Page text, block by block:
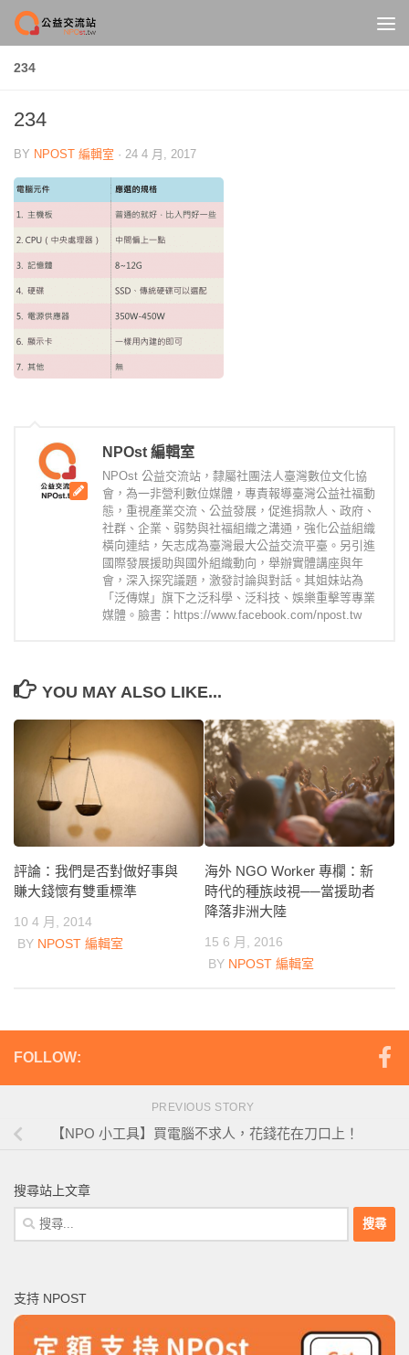
Skip to content
234
234
BY NPOST 編輯室 · 24 4 月, 2017
NPOst 編輯室
NPOst 公益交流站，隸屬社團法人臺灣數位文化協
會，為一非營利數位媒體，專責報導臺灣公益社福動
態，重視產業交流、公益發展，促進捐款人、政府、
社群、企業、弱勢與社福組織之溝通，強化公益組織
橫向連結，矢志成為臺灣最大公益交流平臺。另引進
國際發展援助與國外組織動向，舉辦實體講座與年
會，深入探究議題，激發討論與對話。其姐妹站為
「泛傳媒」旗下之泛科學、泛科技、娛樂重擊等專業
媒體。臉書：https://www.facebook.com/npost.tw
YOU MAY ALSO LIKE...
評論：我們是否對做好事與
賺大錢懷有雙重標準
10 4 月, 2014
BY NPOST 編輯室
海外 NGO Worker 專欄：新
時代的種族歧視──當援助者
降落非洲大陸
15 6 月, 2016
BY NPOST 編輯室
FOLLOW:
PREVIOUS STORY
【NPO 小工具】買電腦不求人，花錢花在刀口上！
搜尋站上文章
搜
尋
字:
支持 NPOST